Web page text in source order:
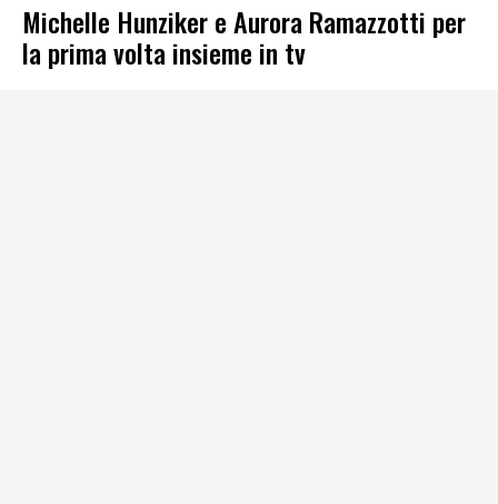
Michelle Hunziker e Aurora Ramazzotti per
la prima volta insieme in tv